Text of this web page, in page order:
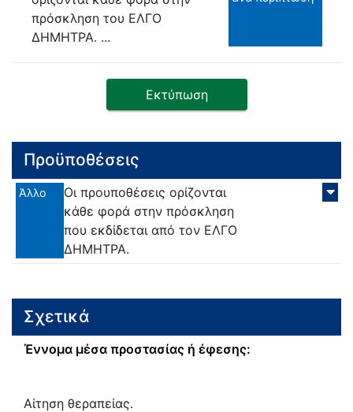
πρόσκληση του ΕΛΓΟ
ΔΗΜΗΤΡΑ. ...
Εκτύπωση
Προϋποθέσεις
Άλλο
Οι προυποθέσεις ορίζονται
κάθε φορά στην πρόσκληση
που εκδίδεται από τον ΕΛΓΟ
ΔΗΜΗΤΡΑ.
Σχετικά
Έννομα μέσα προστασίας ή έφεσης:
Αίτηση θεραπείας.